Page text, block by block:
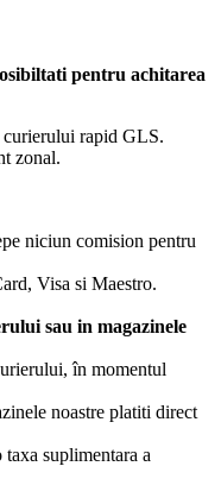
pentru achitarea
curierului rapid GLS.
zonal.
niciun comision pentru
Visa si Maestro.
sau in magazinele
în momentul
noastre platiti direct
suplimentara a